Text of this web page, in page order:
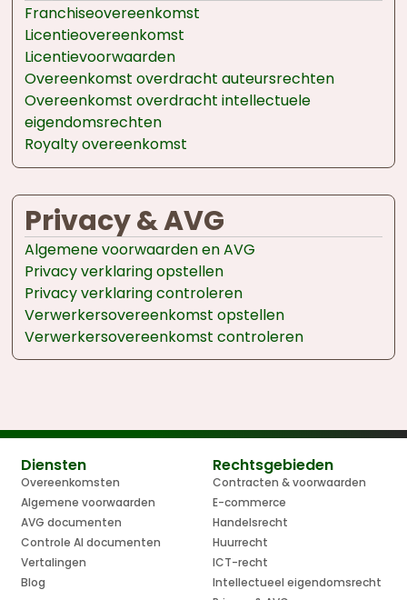
Franchiseovereenkomst
Licentieovereenkomst
Licentievoorwaarden
Overeenkomst overdracht auteursrechten
Overeenkomst overdracht intellectuele
eigendomsrechten
Royalty overeenkomst
Privacy & AVG
Algemene voorwaarden en AVG
Privacy verklaring opstellen
Privacy verklaring controleren
Verwerkersovereenkomst opstellen
Verwerkersovereenkomst controleren
Diensten
Overeenkomsten
Algemene voorwaarden
AVG documenten
Controle AI documenten
Vertalingen
Blog
Rechtsgebieden
Contracten & voorwaarden
E-commerce
Handelsrecht
Huurrecht
ICT-recht
Intellectueel eigendomsrecht